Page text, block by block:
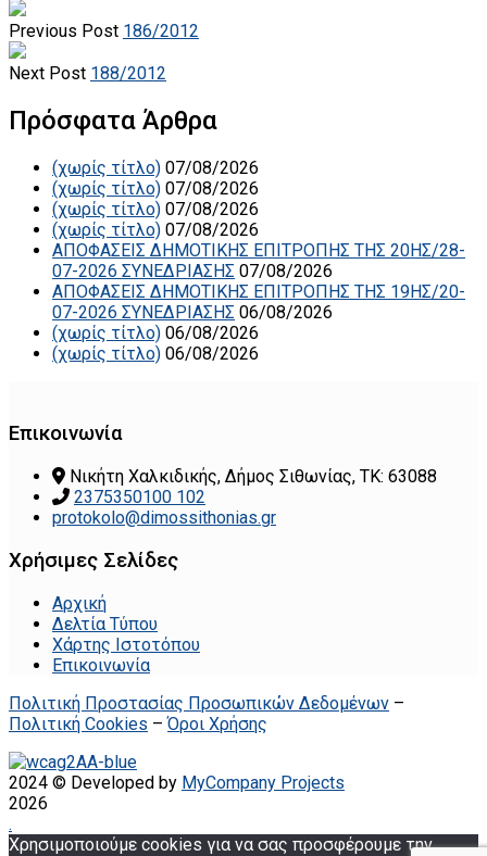
Previous Post 186/2012
Next Post 188/2012
Πρόσφατα Άρθρα
(χωρίς τίτλο) 07/08/2026
(χωρίς τίτλο) 07/08/2026
(χωρίς τίτλο) 07/08/2026
(χωρίς τίτλο) 07/08/2026
ΑΠΟΦΑΣΕΙΣ ΔΗΜΟΤΙΚΗΣ ΕΠΙΤΡΟΠΗΣ ΤΗΣ 20ΗΣ/28-
07-2026 ΣΥΝΕΔΡΙΑΣΗΣ 07/08/2026
ΑΠΟΦΑΣΕΙΣ ΔΗΜΟΤΙΚΗΣ ΕΠΙΤΡΟΠΗΣ ΤΗΣ 19ΗΣ/20-
07-2026 ΣΥΝΕΔΡΙΑΣΗΣ 06/08/2026
(χωρίς τίτλο) 06/08/2026
(χωρίς τίτλο) 06/08/2026
Επικοινωνία
Νικήτη Χαλκιδικής, Δήμος Σιθωνίας, ΤΚ: 63088
2375350100 102
protokolo@dimossithonias.gr
Χρήσιμες Σελίδες
Αρχική
Δελτία Τύπου
Χάρτης Ιστοτόπου
Επικοινωνία
Πολιτική Προστασίας Προσωπικών Δεδομένων –
Πολιτική Cookies –Όροι Χρήσης
2024 © Developed by MyCompany Projects
2026
.
Χρησιμοποιούμε cookies για να σας προσφέρουμε την